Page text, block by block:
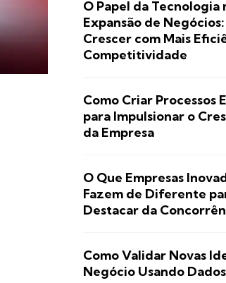
O Papel da Tecnologia
Expansão de
Crescer com Mais
Competitividade
Como Criar Processos
para Impulsionar o
da Empresa
O Que Empresas
Fazem de Diferente
Destacar da
Como Validar Novas
Negócio Usando